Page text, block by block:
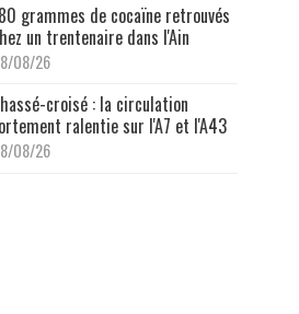
grammes de cocaïne retrouvés
un trentenaire dans l'Ain
08/26
croisé : la circulation
ralentie sur l'A7 et l'A43
08/26